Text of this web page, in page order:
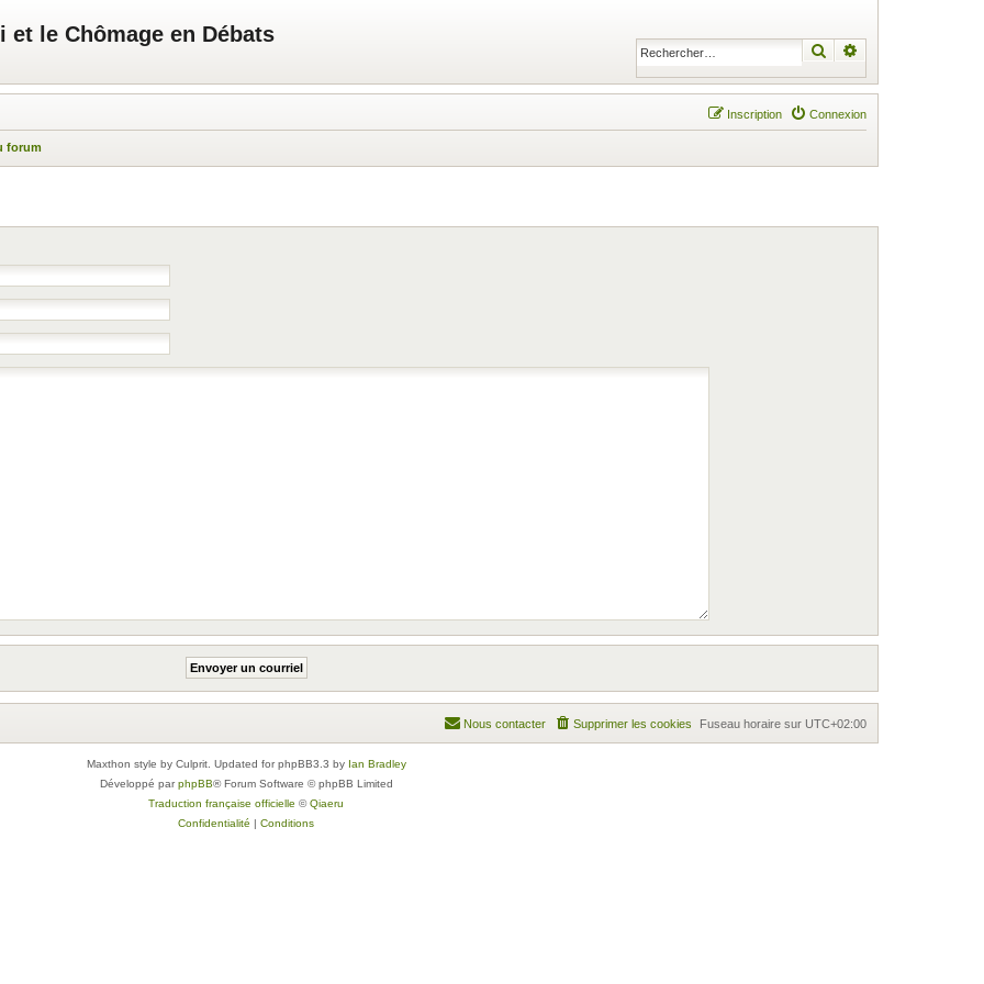
et le Chômage en Débats
Rechercher
Connexion
Inscription
forum
Fuseau horaire sur UTC+02:00
Supprimer les cookies
Nous contacter
Maxthon style by Culprit. Updated for phpBB3.3 by Ian Bradley
Développé parphpBB® Forum Software © phpBB Limited
Traduction française officielle ©Qiaeru
Confidentialité | Conditions